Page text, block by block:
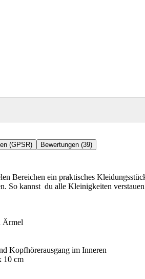
(GPSR) Bewertungen (39)
Bereichen ein praktisches
So kannst du alle Kleinigkeiten
Ärmel
Kopfhörerausgang im Inneren
10 cm